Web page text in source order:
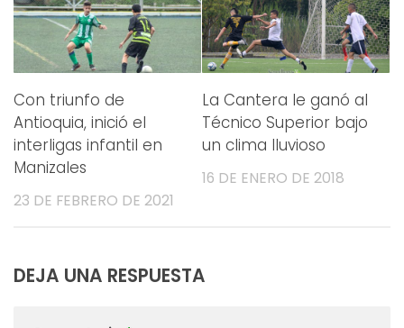
Con triunfo de
Antioquia, inició el
interligas infantil en
Manizales
23 DE FEBRERO DE 2021
La Cantera le ganó al
Técnico Superior bajo
un clima lluvioso
16 DE ENERO DE 2018
DEJA UNA RESPUESTA